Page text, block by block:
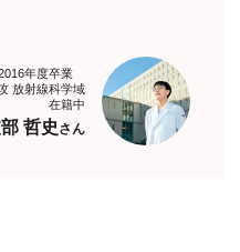
年度卒業
放射線科学域
在籍中
哲史 さん